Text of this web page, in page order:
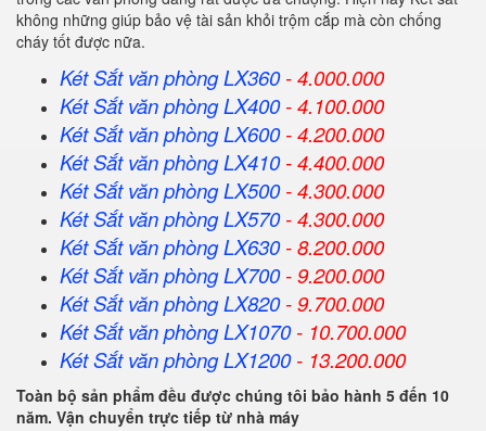
không những giúp bảo vệ tài sản khỏi trộm cắp mà còn chống
cháy tốt được nữa.
Két Sắt văn phòng LX360- 4.000.000
Két Sắtvăn phòngLX400- 4.100.000
Két Sắtvăn phòngLX600- 4.200.000
Két Sắtvăn phòngLX410- 4.400.000
Két Sắtvăn phòngLX500- 4.300.000
Két Sắtvăn phòngLX570- 4.300.000
Két Sắtvăn phòngLX630- 8.200.000
Két Sắtvăn phòngLX700- 9.200.000
Két Sắtvăn phòngLX820- 9.700.000
Két Sắtvăn phòngLX1070- 10.700.000
Két Sắtvăn phòngLX1200- 13.200.000
Toàn bộ sản phẩm đều được chúng tôi bảo hành 5 đến 10
năm. Vận chuyển trực tiếp từ nhà máy